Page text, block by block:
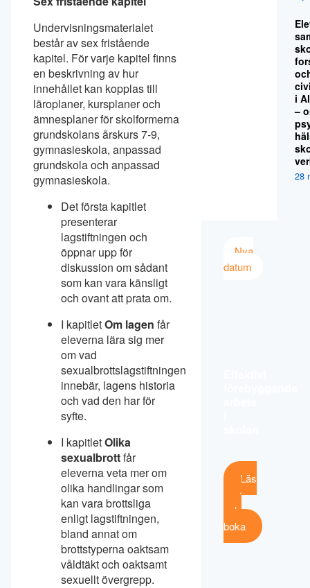
Undervisningsmaterialet
består av sex fristående
kapitel. För varje kapitel finns
en beskrivning av hur
innehållet kan kopplas till
läroplaner, kursplaner och
ämnesplaner för skolformerna
grundskolans årskurs 7-9,
gymnasieskola, anpassad
grundskola och anpassad
gymnasieskola.
Det första kapitlet
presenterar
lagstiftningen och
öppnar upp för
diskussion om sådant
som kan vara känsligt
och ovant att prata om.
I kapitletOm lagen får
eleverna lära sig mer
om vad
sexualbrottslagstiftningen
innebär, lagens historia
och vad den har för
syfte.
I kapitletOlika
sexualbrottfår
eleverna veta mer om
olika handlingar som
kan vara brottsliga
enligt lagstiftningen,
bland annat om
brottstyperna oaktsam
våldtäkt och oaktsamt
sexuellt övergrepp.
i
–
28
Nya
datum
Läs
mer
och
boka